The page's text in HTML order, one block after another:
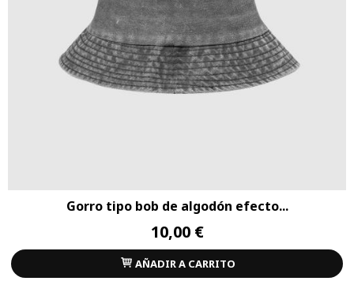
Gorro tipo bob de algodón efecto...
10,00 €
AÑADIR A CARRITO